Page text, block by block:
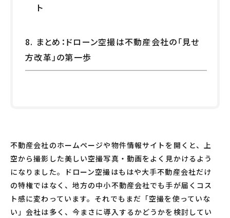
ト
8. まとめ：ドローン空撮は不動産会社の「見せ
方改革」の第一歩
不動産会社のホームページや物件情報サイトを開くと、上
空から撮影した美しい空撮写真・動画をよく見かけるよう
になりました。ドローン空撮はもはや大手不動産会社だけ
の特権ではなく、地方の中小不動産会社でも手が届くコス
ト感に変わっています。それでもまだ「空撮を使っていな
い」会社は多く、今まさに導入するかどうかを検討してい